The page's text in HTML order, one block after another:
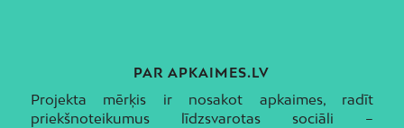
PAR APKAIMES.LV
Projekta mērķis ir nosakot apkaimes, radīt
priekšnoteikumus līdzsvarotas sociāli –